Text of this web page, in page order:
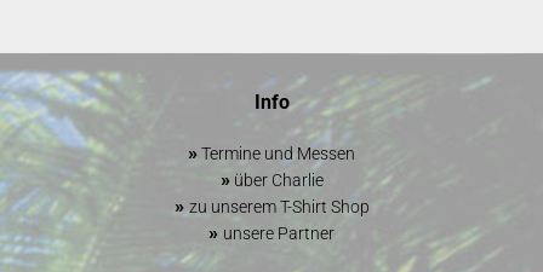
Info
»Termine und Messen
» über Charlie
» zu unserem T-Shirt Shop
» unsere Partner